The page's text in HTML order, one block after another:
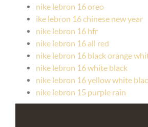
nike lebron 16 oreo
ike lebron 16 chinese new year
nike lebron 16 hfr
nike lebron 16 all red
nike lebron 16 black orange
nike lebron 16 white black
nike lebron 16 yellow white
nike lebron 15 purple rain